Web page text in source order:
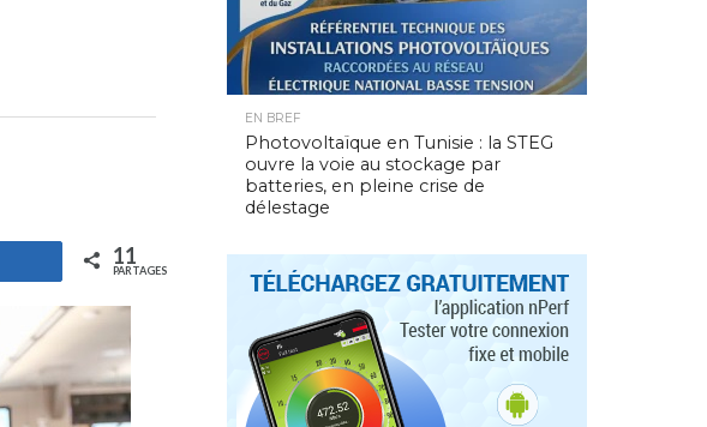
11
PARTAGES
EN BREF
Photovoltaïque en Tunisie : la STEG
ouvre la voie au stockage par
batteries, en pleine crise de
délestage